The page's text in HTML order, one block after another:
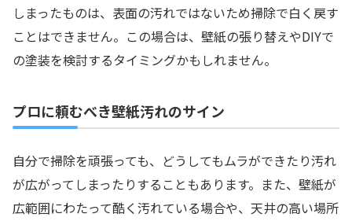
しまったものは、表面の汚れではないため掃除で白く戻す
ことはできません。この場合は、壁紙の張り替えやDIYで
の塗装を検討するタイミングかもしれません。
プロに頼むべき壁紙汚れのサイン
自分で掃除を頑張っても、どうしてもムラができたり汚れ
が広がってしまったりすることもあります。また、壁紙が
広範囲にわたって酷く汚れている場合や、天井の高い場所